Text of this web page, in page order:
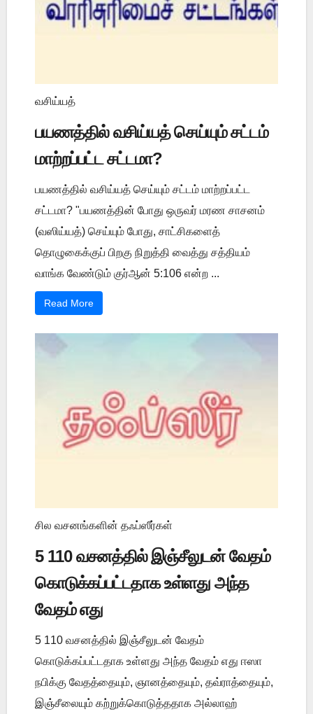
வசிய்யத்
பயணத்தில் வசிய்யத் செய்யும் சட்டம்
மாற்றப்பட்ட சட்டமா?
பயணத்தில் வசிய்யத் செய்யும் சட்டம் மாற்றப்பட்ட
சட்டமா? "பயணத்தின் போது ஒருவர் மரண சாசனம்
(வஸிய்யத்) செய்யும் போது, சாட்சிகளைத்
தொழுகைக்குப் பிறகு நிறுத்தி வைத்து சத்தியம்
வாங்க வேண்டும் குர்ஆன் 5:106 என்ற ...
Read More
சில வசனங்களின் தஃப்ஸீர்கள்
5 110 வசனத்தில் இஞ்சீலுடன் வேதம்
கொடுக்கப்பட்டதாக உள்ளது அந்த
வேதம் எது
5 110 வசனத்தில் இஞ்சீலுடன் வேதம்
கொடுக்கப்பட்டதாக உள்ளது அந்த வேதம் எது ஈஸா
நபிக்கு வேதத்தையும், ஞானத்தையும், தவ்ராத்தையும்,
இஞ்சீலையும் கற்றுக்கொடுத்ததாக அல்லாஹ்